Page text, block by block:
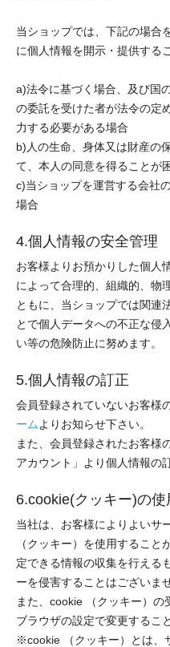
当ショップでは、下記の場合
に個人情報を開示・提供する
a)法令に基づく場合、及び国
の委託を受けた者が法令の定
力する必要がある場合
b)人の生命、身体又は財産の
て、本人の同意を得ることが
c)当ショップを運営する会社
場合
4.個人情報の安全管理
お客様よりお預かりした個人
によって合理的、組織的、物
ともに、当ショップでは関連
とで個人データへの不正な侵
い等の危険防止に努めます。
5.個人情報の訂正
会員登録されていないお客様
ームよりお知らせ下さい。
また、会員登録されたお客様
アカウント」より個人情報の
6.cookie(クッキー)の使
当社は、お客様によりよいサ
（クッキー）を使用するこ
定できる情報の収集を行える
ーを侵害することはございま
また、cookie （クッキー）の
ブラウザの設定で変更するこ
※cookie （クッキー）とは、